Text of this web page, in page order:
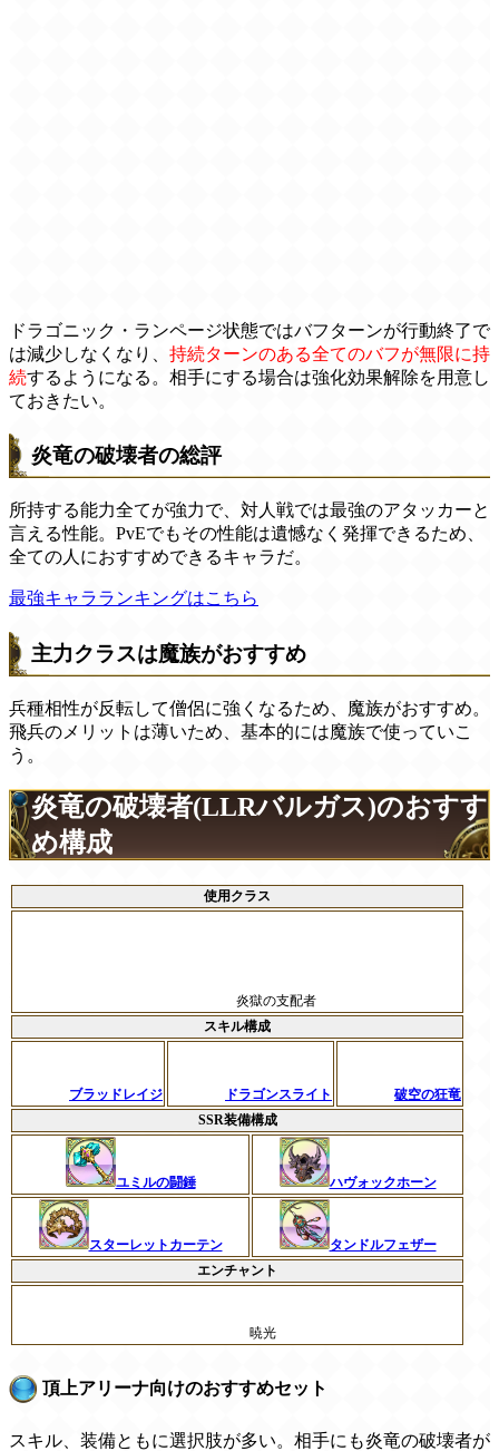
ドラゴニック・ランページ状態ではバフターンが行動終了で
は減少しなくなり、 持続ターンのある全てのバフが無限に持
続するようになる。相手にする場合は強化効果解除を用意し
ておきたい。
炎竜の破壊者の総評
所持する能力全てが強力で、対人戦では最強のアタッカーと
言える性能。PvEでもその性能は遺憾なく発揮できるため、
全ての人におすすめできるキャラだ。
最強キャラランキングはこちら
主力クラスは魔族がおすすめ
兵種相性が反転して僧侶に強くなるため、魔族がおすすめ。
飛兵のメリットは薄いため、基本的には魔族で使っていこ
う。
炎竜の破壊者(LLRバルガス)のおすす
め構成
使用クラス
炎獄の支配者
スキル構成
ブラッドレイジ ドラゴンスライト
破空の狂竜
SSR装備構成
ユミルの闘錘 ハヴォックホーン
スターレットカーテン
タンドルフェザー
エンチャント
暁光
頂上アリーナ向けのおすすめセット
スキル、装備ともに選択肢が多い。相手にも炎竜の破壊者が